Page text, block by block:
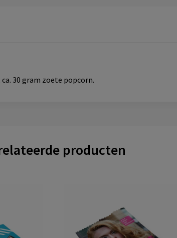
30 gram zoete popcorn.
producten